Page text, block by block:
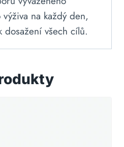
na každý den,
všech cílů.